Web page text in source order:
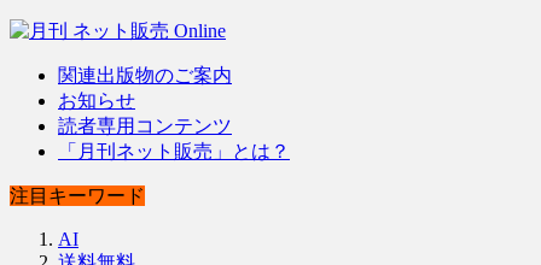
関連出版物のご案内
お知らせ
読者専用コンテンツ
「月刊ネット販売」とは？
注目キーワード
AI